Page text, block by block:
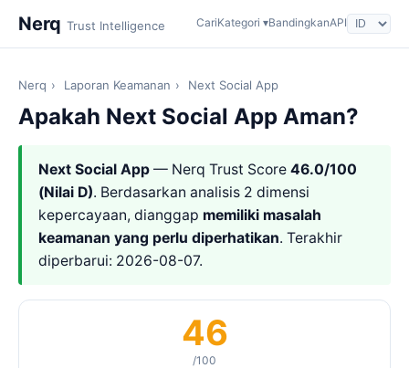
Nerq Trust Intelligence CariKategori ▾BandingkanAPI
Nerq › Laporan Keamanan › Next Social App
Apakah Next Social App Aman?
Next Social App — Nerq Trust Score 46.0/100
(Nilai D). Berdasarkan analisis 2 dimensi
kepercayaan, dianggap memiliki masalah
keamanan yang perlu diperhatikan. Terakhir
diperbarui: 2026-08-07.
46
/100